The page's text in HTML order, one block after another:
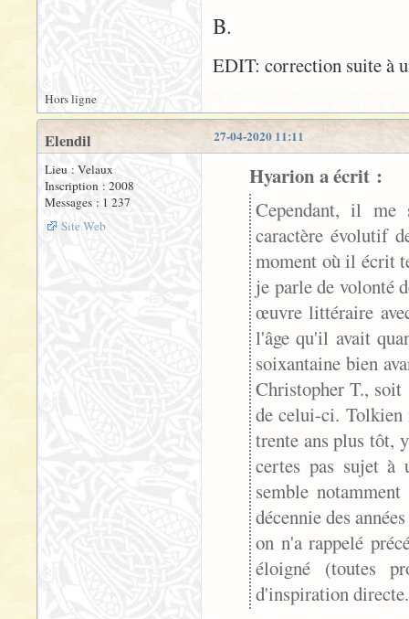
B.
EDIT: correction suite à
Hors ligne
27-04-2020 11:11
Elendil
Lieu : Velaux
Inscription : 2008
Messages : 1 237
Site Web
Hyarion a écrit :
Cependant, il me
caractère évolutif
moment où il écrit
je parle de volonté
œuvre littéraire
l'âge qu'il avait
soixantaine bien
Christopher T.,
de celui-ci. Tolkien
trente ans plus tôt,
certes pas sujet à
semble
décennie des
on n'a rappelé
éloigné (toutes
d'inspiration directe.